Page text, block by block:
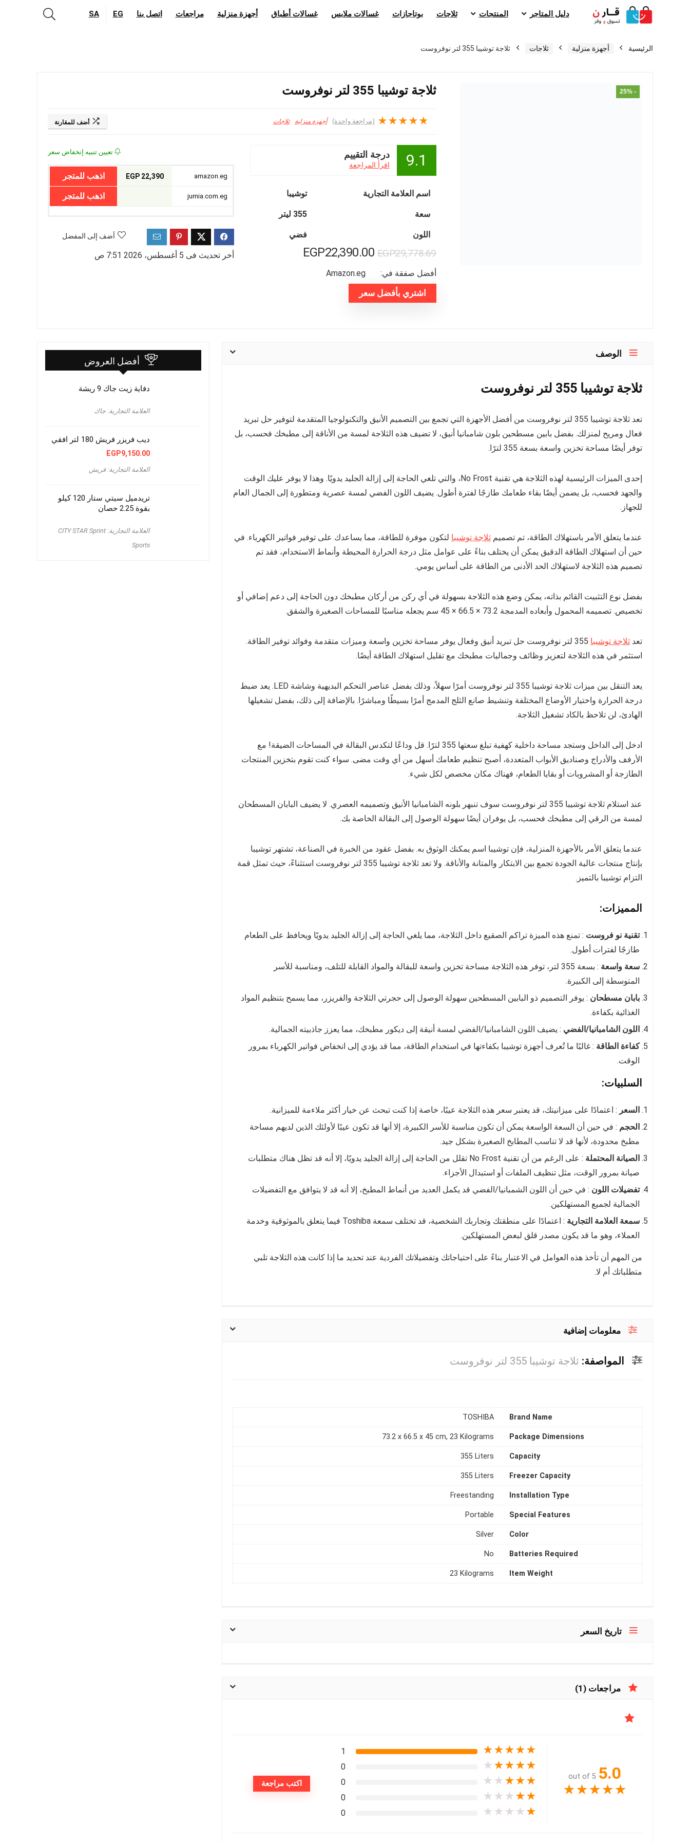
دليل المتاجر المنتجات ثلاجات بوتاجازات غسالات ملابس غسالات أطباق أجهزة منزلية مراجعات اتصل بنا EG
SA
الرئيسية أجهزة منزلية ثلاجات ثلاجة توشيبا 355 لتر نوفروست
- 25% ثلاجة توشيبا 355 لتر نوفروست
★
★
★
★
★ (مراجعة واحدة) أجهزة منزلية ثلاجات أضف للمقارنة
9.1 درجة التقييم
اقرأ المراجعة
اسم العلامة التجارية توشيبا
سعة 355 ليتر
اللون فضي
EGP29,778.69
السعر
هو:
EGP29,778.69.
EGP22,390.00
أفضل صفقة في: amazon.eg
اشتري بأفضل سعر
تعيين تنبيه إنخفاض سعر
22,390 EGP اذهب للمتجر
اذهب للمتجر
أضف إلى المفضل
أخر تحديث فى 5 أغسطس، 2026 7:51 ص
الوصف
ثلاجة توشيبا 355 لتر نوفروست
تعد ثلاجة توشيبا 355 لتر نوفروست من أفضل الأجهزة التي تجمع بين التصميم الأنيق والتكنولوجيا المتقدمة لتوفير حل تبريد
فعال ومريح لمنزلك. بفضل بابين مسطحين بلون شامبانيا أنيق، لا تضيف هذه الثلاجة لمسة من الأناقة إلى مطبخك فحسب، بل
توفر أيضًا مساحة تخزين واسعة بسعة 355 لترًا.
إحدى الميزات الرئيسية لهذه الثلاجة هي تقنية No Frost، والتي تلغي الحاجة إلى إزالة الجليد يدويًا. وهذا لا يوفر عليك الوقت
والجهد فحسب، بل يضمن أيضًا بقاء طعامك طازجًا لفترة أطول. يضيف اللون الفضي لمسة عصرية ومتطورة إلى الجمال العام
للجهاز.
عندما يتعلق الأمر باستهلاك الطاقة، تم تصميم ثلاجة توشيبا لتكون موفرة للطاقة، مما يساعدك على توفير فواتير الكهرباء. في
حين أن استهلاك الطاقة الدقيق يمكن أن يختلف بناءً على عوامل مثل درجة الحرارة المحيطة وأنماط الاستخدام، فقد تم
تصميم هذه الثلاجة لاستهلاك الحد الأدنى من الطاقة على أساس يومي.
بفضل نوع التثبيت القائم بذاته، يمكن وضع هذه الثلاجة بسهولة في أي ركن من أركان مطبخك دون الحاجة إلى دعم إضافي أو
تخصيص. تصميمه المحمول وأبعاده المدمجة 73.2 × 66.5 × 45 سم يجعله مناسبًا للمساحات الصغيرة والشقق.
تعد ثلاجة توشيبا
355 لتر نوفروست حل تبريد أنيق وفعال يوفر مساحة تخزين واسعة وميزات متقدمة وفوائد توفير الطاقة.
استثمر في هذه الثلاجة لتعزيز وظائف وجماليات مطبخك مع تقليل استهلاك الطاقة أيضًا.
يعد التنقل بين ميزات ثلاجة توشيبا 355 لتر نوفروست أمرًا سهلاً، وذلك بفضل عناصر التحكم البديهية وشاشة LED. يعد ضبط
درجة الحرارة واختيار الأوضاع المختلفة وتنشيط صانع الثلج المدمج أمرًا بسيطًا ومباشرًا. بالإضافة إلى ذلك، بفضل تشغيلها
الهادئ، لن تلاحظ بالكاد تشغيل الثلاجة.
ادخل إلى الداخل وستجد مساحة داخلية كهفية تبلغ سعتها 355 لترًا. قل وداعًا لتكدس البقالة في المساحات الضيقة! مع
الأرفف والأدراج وصناديق الأبواب المتعددة، أصبح تنظيم طعامك أسهل من أي وقت مضى. سواء كنت تقوم بتخزين المنتجات
الطازجة أو المشروبات أو بقايا الطعام، فهناك مكان مخصص لكل شيء.
عند استلام ثلاجة توشيبا 355 لتر نوفروست سوف تنبهر بلونه الشامبانيا الأنيق وتصميمه العصري. لا يضيف البابان المسطحان
لمسة من الرقي إلى مطبخك فحسب، بل يوفران أيضًا سهولة الوصول إلى البقالة الخاصة بك.
عندما يتعلق الأمر بالأجهزة المنزلية، فإن توشيبا اسم يمكنك الوثوق به. بفضل عقود من الخبرة في الصناعة، تشتهر توشيبا
بإنتاج منتجات عالية الجودة تجمع بين الابتكار والمتانة والأناقة. ولا تعد ثلاجة توشيبا 355 لتر نوفروست استثناءً، حيث تمثل قمة
التزام توشيبا بالتميز.
المميزات:
تقنية نو فروست : تمنع هذه الميزة تراكم الصقيع داخل الثلاجة، مما يلغي الحاجة إلى إزالة الجليد يدويًا ويحافظ على الطعام
طازجًا لفترات أطول.
سعة واسعة
: بسعة 355 لتر، توفر هذه الثلاجة مساحة تخزين واسعة للبقالة والمواد القابلة للتلف، ومناسبة للأسر
المتوسطة إلى الكبيرة.
بابان مسطحان : يوفر التصميم ذو البابين المسطحين سهولة الوصول إلى حجرتي الثلاجة والفريزر، مما يسمح بتنظيم المواد
الغذائية بكفاءة.
اللون الشامبانيا/الفضي : يضيف اللون الشامبانيا/الفضي لمسة أنيقة إلى ديكور مطبخك، مما يعزز جاذبيته الجمالية.
كفاءة الطاقة : غالبًا ما تُعرف أجهزة توشيبا بكفاءتها في استخدام الطاقة، مما قد يؤدي إلى انخفاض فواتير الكهرباء بمرور
الوقت.
السلبيات:
السعر : اعتمادًا على ميزانيتك، قد يعتبر سعر هذه الثلاجة عيبًا، خاصة إذا كنت تبحث عن خيار أكثر ملاءمة للميزانية.
الحجم : في حين أن السعة الواسعة يمكن أن تكون مناسبة للأسر الكبيرة، إلا أنها قد تكون عيبًا لأولئك الذين لديهم مساحة
مطبخ محدودة، لأنها قد لا تناسب المطابخ الصغيرة بشكل جيد.
الصيانة المحتملة
: على الرغم من أن تقنية No Frost تقلل من الحاجة إلى إزالة الجليد يدويًا، إلا أنه قد تظل هناك متطلبات
صيانة بمرور الوقت، مثل تنظيف الملفات أو استبدال الأجزاء.
تفضيلات اللون : في حين أن اللون الشمبانيا/الفضي قد يكمل العديد من أنماط المطبخ، إلا أنه قد لا يتوافق مع التفضيلات
الجمالية لجميع المستهلكين.
سمعة العلامة التجارية
: اعتمادًا على منطقتك وتجاربك الشخصية، قد تختلف سمعة Toshiba فيما يتعلق بالموثوقية وخدمة
العملاء، وهو ما قد يكون مصدر قلق لبعض المستهلكين.
من المهم أن تأخذ هذه العوامل في الاعتبار بناءً على احتياجاتك وتفضيلاتك الفردية عند تحديد ما إذا كانت هذه الثلاجة تلبي
متطلباتك أم لا.
معلومات إضافية
المواصفة: ثلاجة توشيبا 355 لتر نوفروست
Brand Name
‎TOSHIBA
Package Dimensions
‎73.2 x 66.5 x 45 cm, 23 Kilograms
Capacity
‎355 Liters
Freezer Capacity
‎355 Liters
Installation Type
‎Freestanding
Special Features
‎Portable
Color
‎Silver
Batteries Required
‎No
Item Weight
‎23 Kilograms
تاريخ السعر
مراجعات (1)
5.0
out of 5
★
★
★
★
★
★
★
★
★
★
1
★
★
★
★
★
0
★
★
★
★
★
0
★
★
★
★
★
0
★
★
★
★
★
0
اكتب مراجعة
أفضل العروض
دفاية زيت جاك 9 ريشة
العلامة التجارية: جاك
ديب فريزر فريش 180 لتر افقي
EGP9,150.00
العلامة التجارية: فريش
تريدميل سيتي ستار 120 كيلو
بقوة 2.25 حصان
العلامة التجارية: CITY STAR Sprint
Sports